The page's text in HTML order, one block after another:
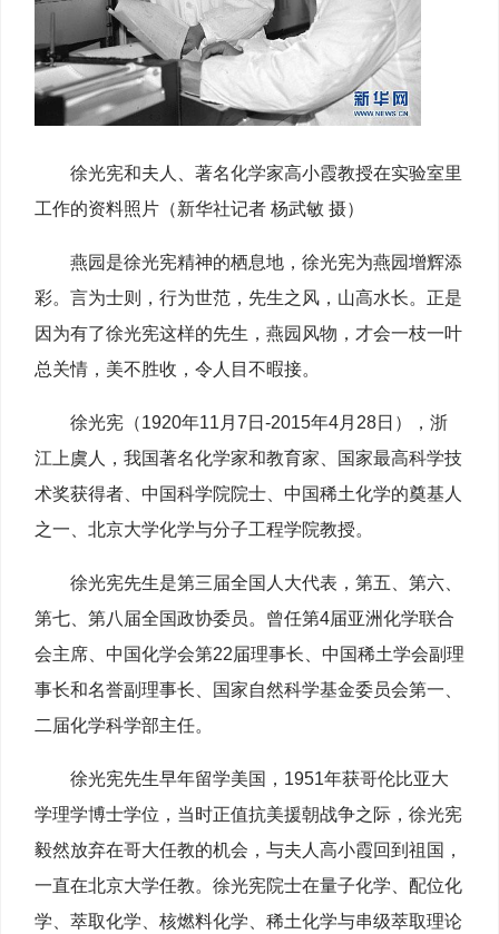
徐光宪和夫人、著名化学家高小霞教授在实验室里
工作的资料照片（新华社记者 杨武敏 摄）
燕园是徐光宪精神的栖息地，徐光宪为燕园增辉添
彩。言为士则，行为世范，先生之风，山高水长。正是
因为有了徐光宪这样的先生，燕园风物，才会一枝一叶
总关情，美不胜收，令人目不暇接。
徐光宪（1920年11月7日-2015年4月28日），浙
江上虞人，我国著名化学家和教育家、国家最高科学技
术奖获得者、中国科学院院士、中国稀土化学的奠基人
之一、北京大学化学与分子工程学院教授。
徐光宪先生是第三届全国人大代表，第五、第六、
第七、第八届全国政协委员。曾任第4届亚洲化学联合
会主席、中国化学会第22届理事长、中国稀土学会副理
事长和名誉副理事长、国家自然科学基金委员会第一、
二届化学科学部主任。
徐光宪先生早年留学美国，1951年获哥伦比亚大
学理学博士学位，当时正值抗美援朝战争之际，徐光宪
毅然放弃在哥大任教的机会，与夫人高小霞回到祖国，
一直在北京大学任教。徐光宪院士在量子化学、配位化
学、萃取化学、核燃料化学、稀土化学与串级萃取理论